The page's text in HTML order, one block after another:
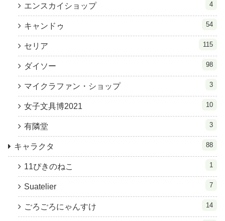
エンスカイショップ 4
キャンドゥ 54
セリア 115
ダイソー 98
マイクラファン・ショップ 3
女子文具博2021 10
有隣堂 3
キャラクタ 88
11ぴきのねこ 1
Suatelier 7
ごろごろにゃんすけ 14